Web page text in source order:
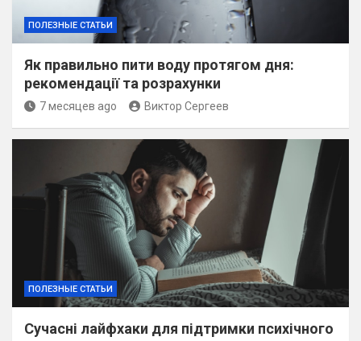
ПОЛЕЗНЫЕ СТАТЬИ
Як правильно пити воду протягом дня:
рекомендації та розрахунки
7 месяцев ago Виктор Сергеев
ПОЛЕЗНЫЕ СТАТЬИ
Сучасні лайфхаки для підтримки психічного